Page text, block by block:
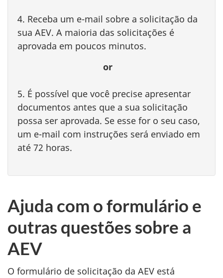
4. Receba um e-mail sobre a solicitação da
sua AEV. A maioria das solicitações é
aprovada em poucos minutos.
or
5. É possível que você precise apresentar
documentos antes que a sua solicitação
possa ser aprovada. Se esse for o seu caso,
um e-mail com instruções será enviado em
até 72 horas.
Ajuda com o formulário e
outras questões sobre a
AEV
O formulário de solicitação da AEV está